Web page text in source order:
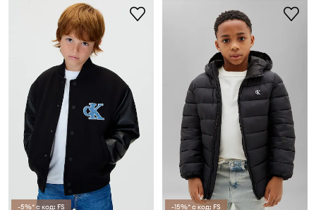
-5%* с код: FS -15%* с код: FS